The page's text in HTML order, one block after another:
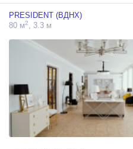
не установлено.
Медицинское оборудование
арендованное время. Занимают
PRESIDENT (ВДНХ)
80 м2 , 3.3 м